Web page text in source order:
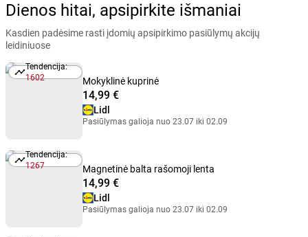
Dienos hitai, apsipirkite išmaniai
Kasdien padėsime rasti įdomių apsipirkimo pasiūlymų akcijų
leidiniuose
Tendencija: 1602
Tendencija:
1602
Mokyklinė kuprinė
14,99 €
Lidl
Pasiūlymas galioja nuo 23.07 iki 02.09
Tendencija: 1267
Tendencija:
1267
Magnetinė balta rašomoji lenta
14,99 €
Lidl
Pasiūlymas galioja nuo 23.07 iki 02.09